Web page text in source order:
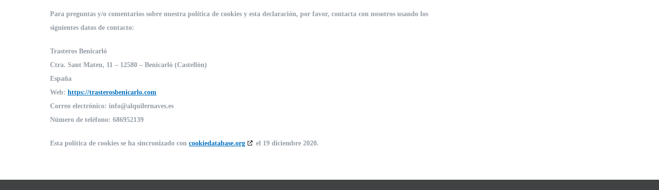
Para preguntas y/o comentarios sobre nuestra política de cookies y esta declaración, por favor, contacta con nosotros usando los
siguientes datos de contacto:
Trasteros Benicarló
Ctra. Sant Mateu, 11 – 12580 – Benicarló (Castellón)
España
Web: https://trasterosbenicarlo.com
Correo electrónico: info@alquilernaves.es
Número de teléfono: 686952139
Esta política de cookies se ha sincronizado con cookiedatabase.org el 19 diciembre 2020.